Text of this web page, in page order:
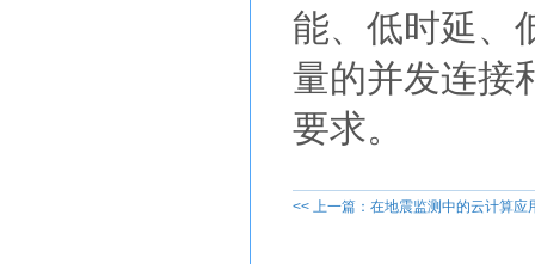
能、低时延、
量的并发连接
要求。
<< 上一篇：在地震监测中的云计算应